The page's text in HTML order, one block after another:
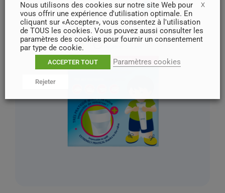
X
Nous utilisons des cookies sur notre site Web pour
vous offrir une expérience d'utilisation optimale. En
cliquant sur «Accepter», vous consentez à l'utilisation
de TOUS les cookies. Vous pouvez aussi consulter les
paramètres des cookies pour fournir un consentement
par type de cookie.
ACCEPTER TOUT Paramètres cookies
Rejeter